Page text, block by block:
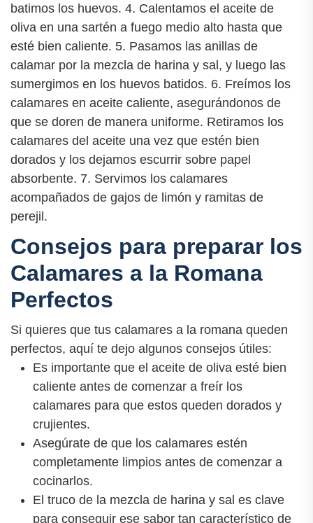
batimos los huevos. 4. Calentamos el aceite de
oliva en una sartén a fuego medio alto hasta que
esté bien caliente. 5. Pasamos las anillas de
calamar por la mezcla de harina y sal, y luego las
sumergimos en los huevos batidos. 6. Freímos los
calamares en aceite caliente, asegurándonos de
que se doren de manera uniforme. Retiramos los
calamares del aceite una vez que estén bien
dorados y los dejamos escurrir sobre papel
absorbente. 7. Servimos los calamares
acompañados de gajos de limón y ramitas de
perejil.
Consejos para preparar los
Calamares a la Romana
Perfectos
Si quieres que tus calamares a la romana queden
perfectos, aquí te dejo algunos consejos útiles:
Es importante que el aceite de oliva esté bien
caliente antes de comenzar a freír los
calamares para que estos queden dorados y
crujientes.
Asegúrate de que los calamares estén
completamente limpios antes de comenzar a
cocinarlos.
El truco de la mezcla de harina y sal es clave
para conseguir ese sabor tan característico de